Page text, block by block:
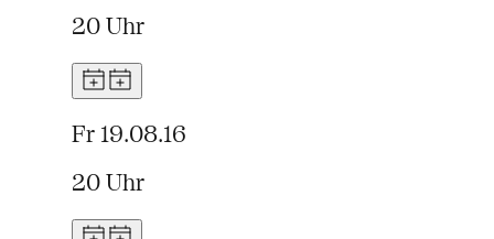
20 Uhr
Fr 19.08.16
20 Uhr